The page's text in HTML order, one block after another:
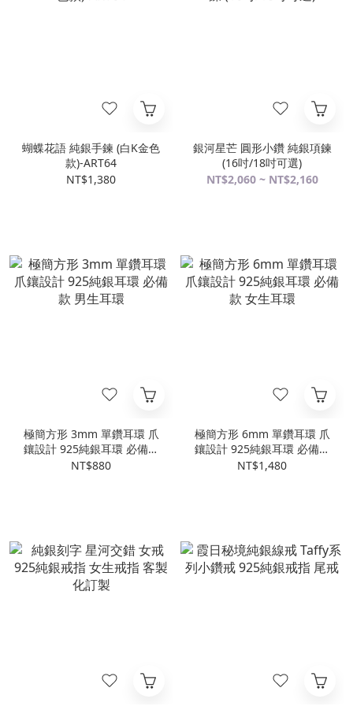
蝴蝶花語 純銀手鍊 (白K金色
款)-ART64
NT$1,380
銀河星芒 圓形小鑽 純銀項鍊
(16吋/18吋可選)
NT$2,060 ~ NT$2,160
極簡方形 3mm 單鑽耳環 爪
鑲設計 925純銀耳環 必備款
男生耳環
NT$880
極簡方形 6mm 單鑽耳環 爪
鑲設計 925純銀耳環 必備款
女生耳環
NT$1,480